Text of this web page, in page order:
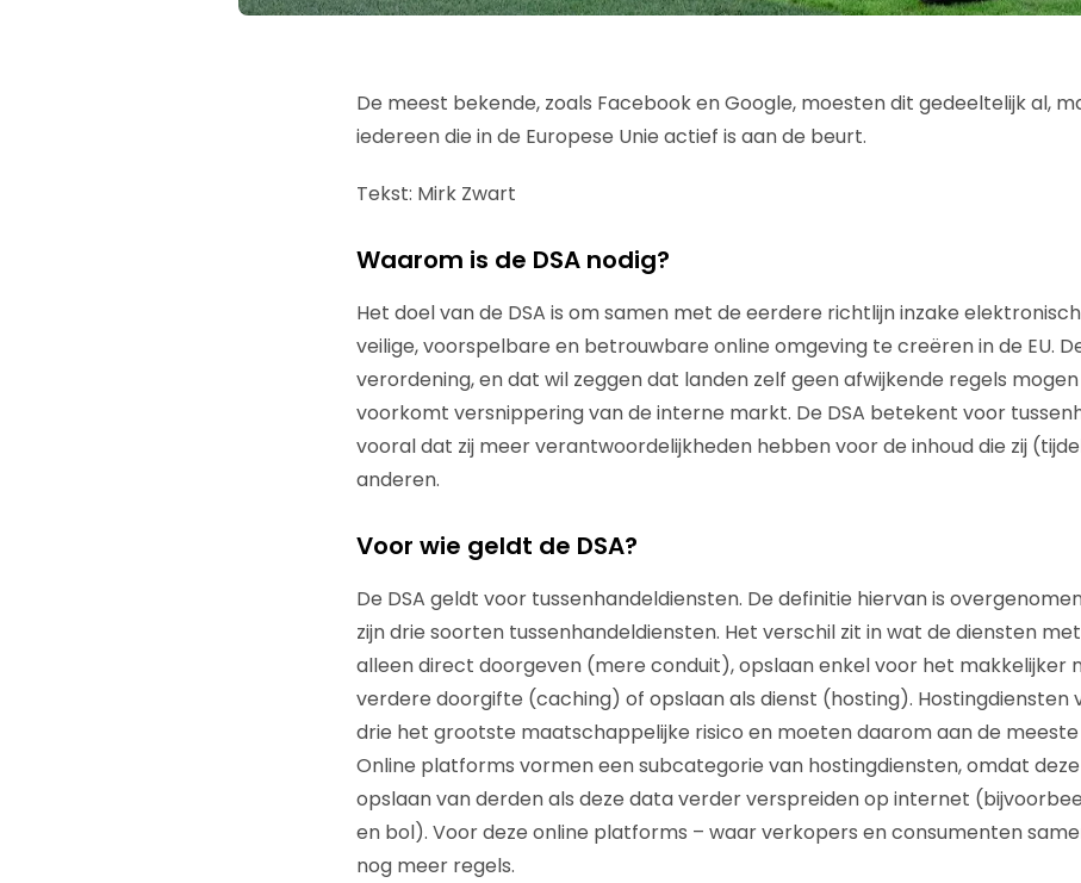
De meest bekende, zoals Facebook en Google, moesten dit gedeeltelijk al,
iedereen die in de Europese Unie actief is aan de beurt.
Tekst: Mirk Zwart
Waarom is de DSA nodig?
Het doel van de DSA is om samen met de eerdere richtlijn inzake
veilige, voorspelbare en betrouwbare online omgeving te creëren in de EU.
verordening, en dat wil zeggen dat landen zelf geen afwijkende regels
voorkomt versnippering van de interne markt. De DSA betekent voor
vooral dat zij meer verantwoordelijkheden hebben voor de inhoud die zij
anderen.
Voor wie geldt de DSA?
De DSA geldt voor tussenhandeldiensten. De definitie hiervan is
zijn drie soorten tussenhandeldiensten. Het verschil zit in wat de diensten
alleen direct doorgeven (mere conduit), opslaan enkel voor het makkelijker
verdere doorgifte (caching) of opslaan als dienst (hosting). Hostingdiensten
drie het grootste maatschappelijke risico en moeten daarom aan de meeste
Online platforms vormen een subcategorie van hostingdiensten, omdat
opslaan van derden als deze data verder verspreiden op internet
en bol). Voor deze online platforms – waar verkopers en consumenten
nog meer regels.